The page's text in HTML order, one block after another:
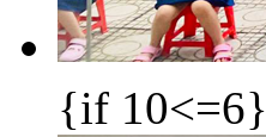
{if 10<=6}